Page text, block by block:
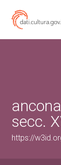
secc.
https://